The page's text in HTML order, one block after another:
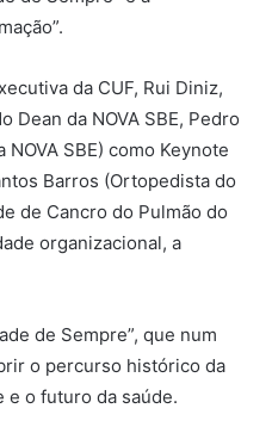
da CUF, Rui Diniz,
Dean da NOVA SBE, Pedro
SBE) como Keynote
Barros (Ortopedista do
de Cancro do Pulmão do
organizacional, a
de Sempre”, que num
o percurso histórico da
e o futuro da saúde.